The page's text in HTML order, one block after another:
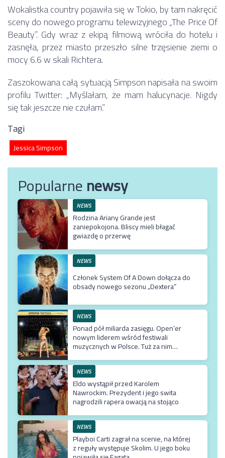
Wokalistka country pojawiła się w Tokio, by tam nakręcić
sceny do nowego programu telewizyjnego „The Price Of
Beauty”. Gdy wraz z ekipą filmową wróciła do hotelu i
zasnęła, przez miasto przeszło silne trzęsienie ziemi o
mocy 6.6 w skali Richtera.
Zaszokowana całą sytuacją Simpson napisała na swoim
profilu Twitter: „Myślałam, że mam halucynacje. Nigdy
się tak jeszcze nie czułam.”
Tagi
Jessica Simpson
Popularnenewsy
NEWS
Rodzina Ariany Grande jest
zaniepokojona. Bliscy mieli błagać
gwiazdę o przerwę
NEWS
Członek System Of A Down dołącza do
obsady nowego sezonu „Dextera”
NEWS
Ponad pół miliarda zasięgu. Open’er
nowym liderem wśród festiwali
muzycznych w Polsce. Tuż za nim
NEWS
Eldo wystąpił przed Karolem
Nawrockim. Prezydent i jego swita
nagrodzili rapera owacją na stojąco
NEWS
Playboi Carti zagrał na scenie, na której
z reguły występuje Skolim. U jego boku